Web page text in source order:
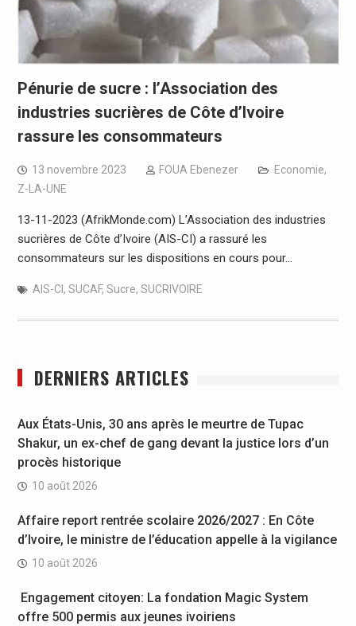
Pénurie de sucre : l’Association des
industries sucrières de Côte d’Ivoire
rassure les consommateurs
13 novembre 2023 FOUA Ebenezer Economie,
Z-LA-UNE
13-11-2023 (AfrikMonde.com) L’Association des industries
sucrières de Côte d’Ivoire (AIS-CI) a rassuré les
consommateurs sur les dispositions en cours pour…
AIS-CI , SUCAF, Sucre, SUCRIVOIRE
DERNIERS ARTICLES
Aux États-Unis, 30 ans après le meurtre de Tupac
Shakur, un ex-chef de gang devant la justice lors d’un
procès historique
10 août 2026
Affaire report rentrée scolaire 2026/2027 : En Côte
d’Ivoire, le ministre de l’éducation appelle à la vigilance
10 août 2026
Engagement citoyen: La fondation Magic System
offre 500 permis aux jeunes ivoiriens